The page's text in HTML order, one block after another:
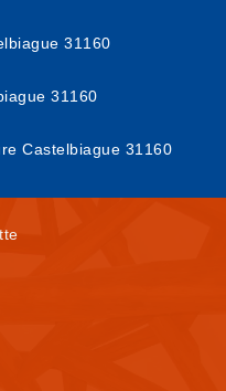
31160
31160
Castelbiague 31160